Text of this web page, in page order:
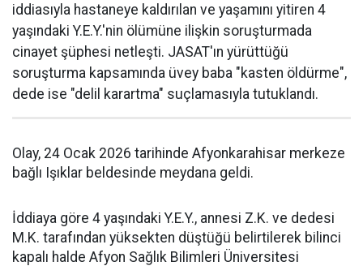
iddiasıyla hastaneye kaldırılan ve yaşamını yitiren 4
yaşındaki Y.E.Y.'nin ölümüne ilişkin soruşturmada
cinayet şüphesi netleşti. JASAT'ın yürüttüğü
soruşturma kapsamında üvey baba "kasten öldürme",
dede ise "delil karartma" suçlamasıyla tutuklandı.
Olay, 24 Ocak 2026 tarihinde Afyonkarahisar merkeze
bağlı Işıklar beldesinde meydana geldi.
İddiaya göre 4 yaşındaki Y.E.Y., annesi Z.K. ve dedesi
M.K. tarafından yüksekten düştüğü belirtilerek bilinci
kapalı halde Afyon Sağlık Bilimleri Üniversitesi